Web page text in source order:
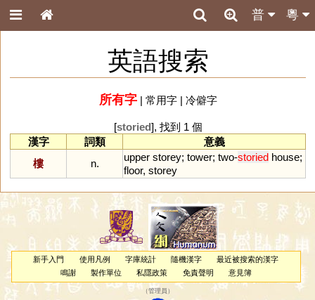
粵
普
英語搜索
所有字| 常用字| 冷僻字
[storied], 找到 1 個
漢字
詞類
意義
樓
n.
upper storey; tower; two-storied house;
floor, storey
新手入門 使用凡例 字庫統計 隨機漢字
最近被搜索的漢字
鳴謝
製作單位 私隱政策 免責聲明 意見簿
（管理員 ）